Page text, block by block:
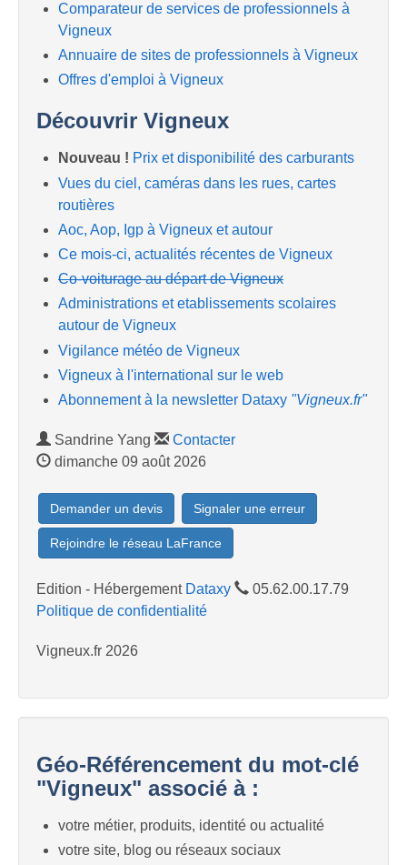
Comparateur de services de professionnels à
Vigneux
Annuaire de sites de professionnels à Vigneux
Offres d'emploi à Vigneux
Découvrir Vigneux
Nouveau ! Prix et disponibilité des carburants
Vues du ciel, caméras dans les rues, cartes
routières
Aoc, Aop, Igp à Vigneux et autour
Ce mois-ci, actualités récentes de Vigneux
Co-voiturage au départ de Vigneux
Administrations et etablissements scolaires
autour de Vigneux
Vigilance météo de Vigneux
Vigneux à l'international sur le web
Abonnement à la newsletter Dataxy "Vigneux.fr"
Sandrine Yang
Contacter
dimanche 09 août 2026
Demander un devis Signaler une erreur
Rejoindre le réseau LaFrance
Edition - Hébergement Dataxy
05.62.00.17.79
Politique de confidentialité
Vigneux.fr 2026
Géo-Référencement du mot-clé
"Vigneux" associé à :
votre métier, produits, identité ou actualité
votre site, blog ou réseaux sociaux